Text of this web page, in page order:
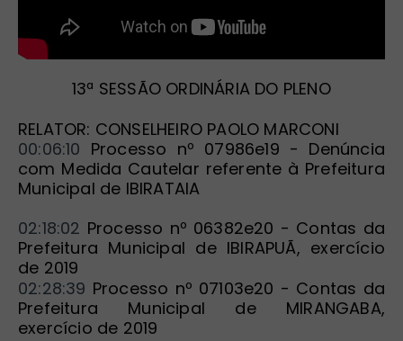
13ª SESSÃO ORDINÁRIA DO PLENO
RELATOR: CONSELHEIRO PAOLO MARCONI
00:06:10 Processo nº 07986e19 - Denúncia
com Medida Cautelar referente à Prefeitura
Municipal de IBIRATAIA
02:18:02 Processo nº 06382e20 - Contas da
Prefeitura Municipal de IBIRAPUÃ, exercício
de 2019
02:28:39 Processo nº 07103e20 - Contas da
Prefeitura Municipal de MIRANGABA,
exercício de 2019